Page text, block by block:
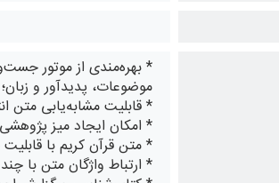
* بهره‌مندی از موتور
موضوعات، پدیدآور و
* قابلیت مشابه‌یابی متن
* امکان ایجاد میز
* متن قرآن کریم با
* ارتباط واژگان متن با